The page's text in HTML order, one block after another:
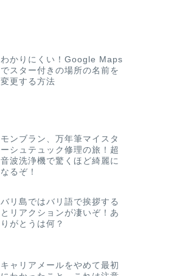
わかりにくい！Google Maps
でスター付きの場所の名前を
変更する方法
モンブラン、万年筆マイスタ
ーシュテュック修理の旅！超
音波洗浄機で驚くほど綺麗に
なるぞ！
バリ島ではバリ語で挨拶する
とリアクションが凄いぞ！あ
りがとうは何？
キャリアメールをやめて最初